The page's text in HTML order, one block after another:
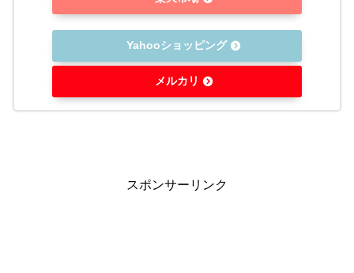
Yahooショッピング
メルカリ
スポンサーリンク